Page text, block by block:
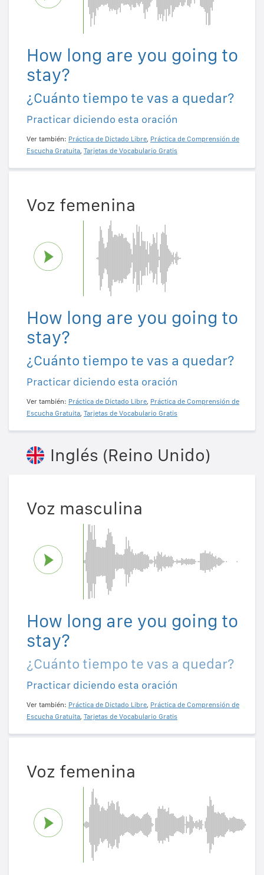
How long are you going to
stay?
¿Cuánto tiempo te vas a quedar?
Practicar diciendo esta oración
Ver también: Práctica de Dictado Libre, Práctica de Comprensión de
Escucha Gratuita, Tarjetas de Vocabulario Gratis
Voz femenina
How long are you going to
stay?
¿Cuánto tiempo te vas a quedar?
Practicar diciendo esta oración
Ver también: Práctica de Dictado Libre, Práctica de Comprensión de
Escucha Gratuita, Tarjetas de Vocabulario Gratis
Inglés (Reino Unido)
Voz masculina
How long are you going to
stay?
¿Cuánto tiempo te vas a quedar?
Practicar diciendo esta oración
Ver también: Práctica de Dictado Libre, Práctica de Comprensión de
Escucha Gratuita, Tarjetas de Vocabulario Gratis
Voz femenina